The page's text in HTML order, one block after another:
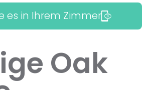
es in Ihrem Zimmer
Oak